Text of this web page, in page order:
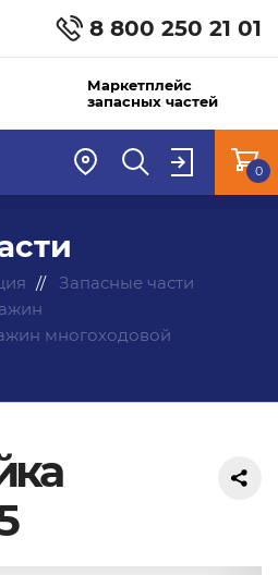
8 800 250 21 01
Маркетплейс
запасных частей
0
Запасные части
многоходовой